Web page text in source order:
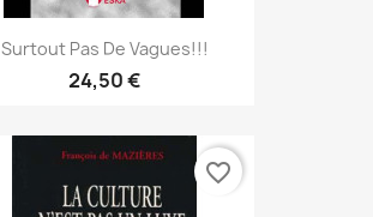
Surtout Pas De Vagues!!!
24,50 €
favorite_border